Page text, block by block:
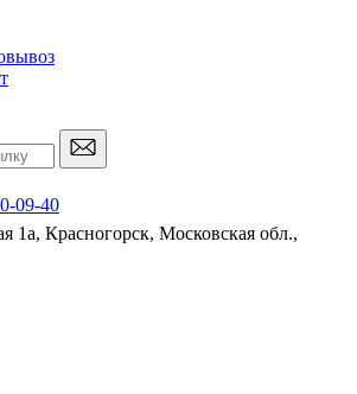
09-40
1а, Красногорск, Московская обл.,